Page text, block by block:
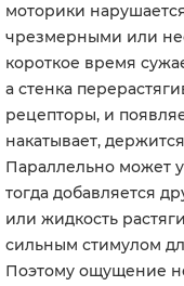
моторики
чрезмерными или
короткое время
а стенка
рецепторы, и
накатывает,
Параллельно может
тогда добавляется
или жидкость
сильным стимулом
Поэтому ощущение